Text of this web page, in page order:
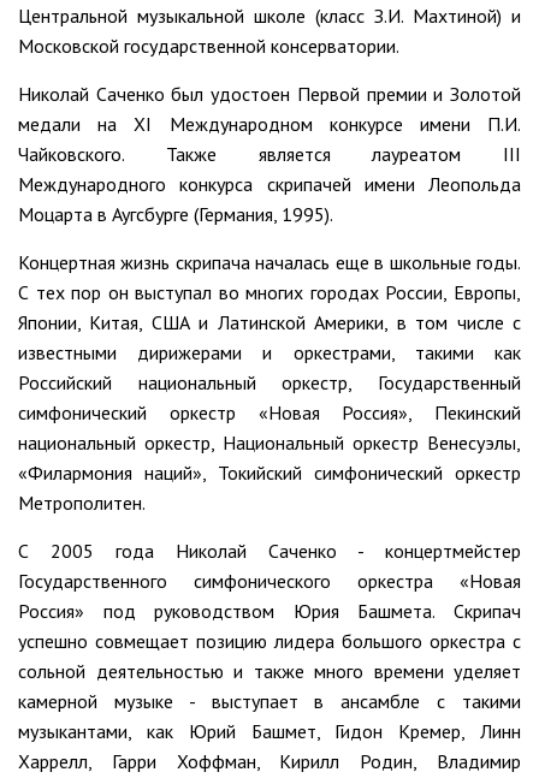
Центральной музыкальной школе (класс З.И. Махтиной) и
Московской государственной консерватории.
Николай Саченко был удостоен Первой премии и Золотой
медали на XI Международном конкурсе имени П.И.
Чайковского. Также является лауреатом III
Международного конкурса скрипачей имени Леопольда
Моцарта в Аугсбурге (Германия, 1995).
Концертная жизнь скрипача началась еще в школьные годы.
С тех пор он выступал во многих городах России, Европы,
Японии, Китая, США и Латинской Америки, в том числе с
известными дирижерами и оркестрами, такими как
Российский национальный оркестр, Государственный
симфонический оркестр «Новая Россия», Пекинский
национальный оркестр, Национальный оркестр Венесуэлы,
«Филармония наций», Токийский симфонический оркестр
Метрополитен.
С 2005 года Николай Саченко - концертмейстер
Государственного симфонического оркестра «Новая
Россия» под руководством Юрия Башмета. Скрипач
успешно совмещает позицию лидера большого оркестра с
сольной деятельностью и также много времени уделяет
камерной музыке - выступает в ансамбле с такими
музыкантами, как Юрий Башмет, Гидон Кремер, Линн
Харрелл, Гарри Хоффман, Кирилл Родин, Владимир